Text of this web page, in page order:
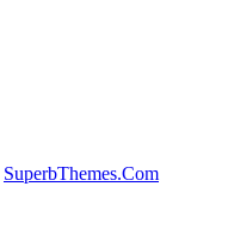
SuperbThemes.Com